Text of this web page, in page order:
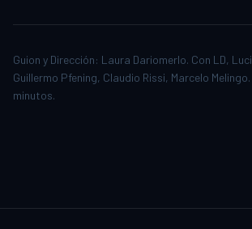
Guion y Dirección: Laura Dariomerlo. Con LD,
Guillermo Pfening, Claudio Rissi, Marcelo
minutos.